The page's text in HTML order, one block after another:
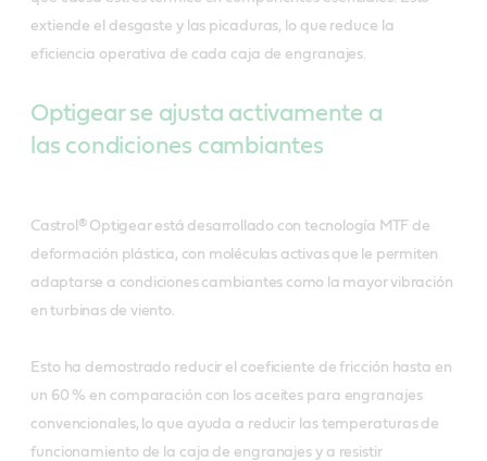
extiende el desgaste y las picaduras, lo que reduce la
eficiencia operativa de cada caja de engranajes.
Optigear se ajusta activamente a
las condiciones cambiantes
Castrol® Optigear está desarrollado con tecnología MTF de
deformación plástica, con moléculas activas que le permiten
adaptarse a condiciones cambiantes como la mayor vibración
en turbinas de viento.
Esto ha demostrado reducir el coeficiente de fricción hasta en
un 60 % en comparación con los aceites para engranajes
convencionales, lo que ayuda a reducir las temperaturas de
funcionamiento de la caja de engranajes y a resistir